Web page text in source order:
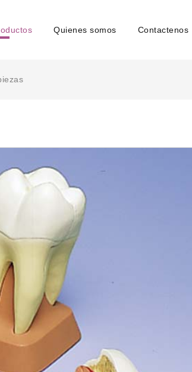
Quienes somos Contactenos